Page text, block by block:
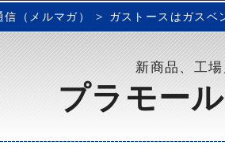
（メルマガ） ガストースはガス
新商品、工
プラモー